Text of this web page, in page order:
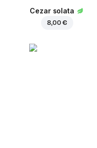
Cezar solata
8,00 €